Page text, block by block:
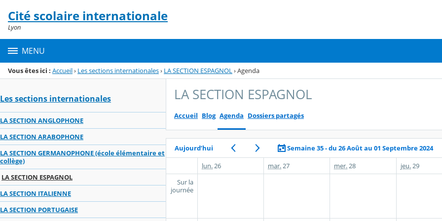
Menu de la rubrique
Contenu
Cité scolaire internationale
Lyon
MENU
Vous êtes ici : Accueil› Les sections internationales› LA SECTION ESPAGNOL›Agenda
Les sections internationales
LA SECTION ANGLOPHONE
LA SECTION ARABOPHONE
LA SECTION GERMANOPHONE (école élémentaire et
collège)
LA SECTION ESPAGNOL
LA SECTION ITALIENNE
LA SECTION PORTUGAISE
LA SECTION ESPAGNOL
Accueil Blog Agenda Dossiers partagés
Aujourd’hui
Semaine 35 - du 26 Août au 01 Septembre 2024
lun. 26 mar. 27 mer. 28 jeu. 29
Sur la
journée